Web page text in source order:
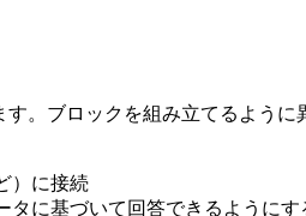
。ブロックを組み立てるよう
）に接続
タに基づいて回答できるようにす